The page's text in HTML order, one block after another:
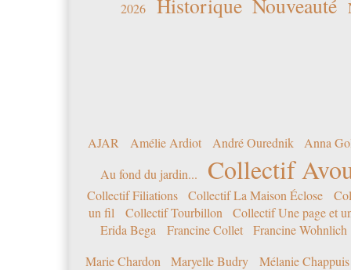
2026
AJAR Amélie Ardiot André Ourednik
Anna
Au fond du jardin...
Collectif
Collectif Filiations Collectif La Maison Éclose
un fil
Collectif Tourbillon
Collectif Une page et
Erida Bega
Francine Collet
Francine Wohnlich
Marie Chardon
Maryelle Budry Mélanie Chappuis